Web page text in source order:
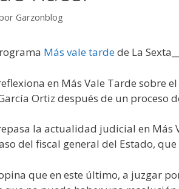
Garzonblog
Más vale tardede La
en Más Vale Tarde sobre
Ortiz después de un proceso
la actualidad judicial en Más
del fiscal general del Estado,
que en este último, a juzgar